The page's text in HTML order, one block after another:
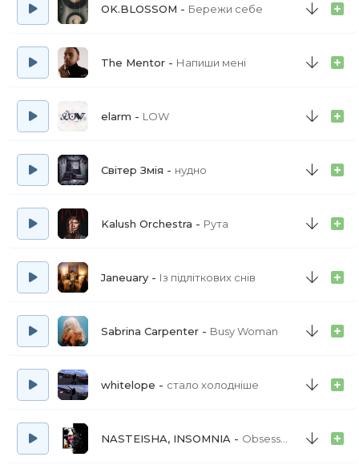
OK.BLOSSOM Бережи себе
The Mentor Напиши мені
elarm LOW
Світер Змія нудно
Kalush Orchestra Рута
Janeuary Із підліткових снів
Sabrina Carpenter Busy Woman
whitelope стало холодніше
NASTEISHA, INSOMNIA Obsessed With You